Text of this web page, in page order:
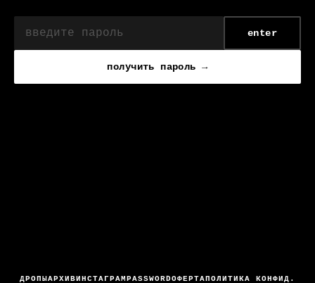
enter
получить пароль →
ДРОПЫАРХИВИНСТАГРАМPASSWORDОФЕРТАПОЛИТИКА КОНФИД.